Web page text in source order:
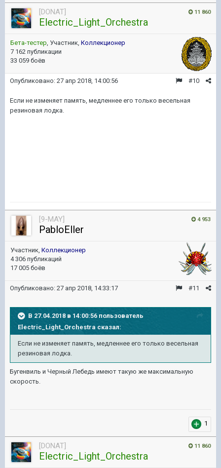
11 860
[DONAT]
Electric_Light_Orchestra
Бета-тестер , Участник, Коллекционер
7 162 публикации
33 059 боёв
#10
Опубликовано: 27 апр 2018, 14:00:56
Если не изменяет память, медленнее его только весельная
резиновая лодка.
4 953
[9-MAY]
PabloEller
Участник, Коллекционер
4 306 публикаций
17 005 боёв
#11
Опубликовано: 27 апр 2018, 14:33:17
В 27.04.2018 в 14:00:56 пользователь
Electric_Light_Orchestra сказал:
Если не изменяет память, медленнее его только весельная
резиновая лодка.
Бугенвиль и Черный Лебедь имеют такую же максимальную
скорость.
1
11 860
[DONAT]
Electric_Light_Orchestra